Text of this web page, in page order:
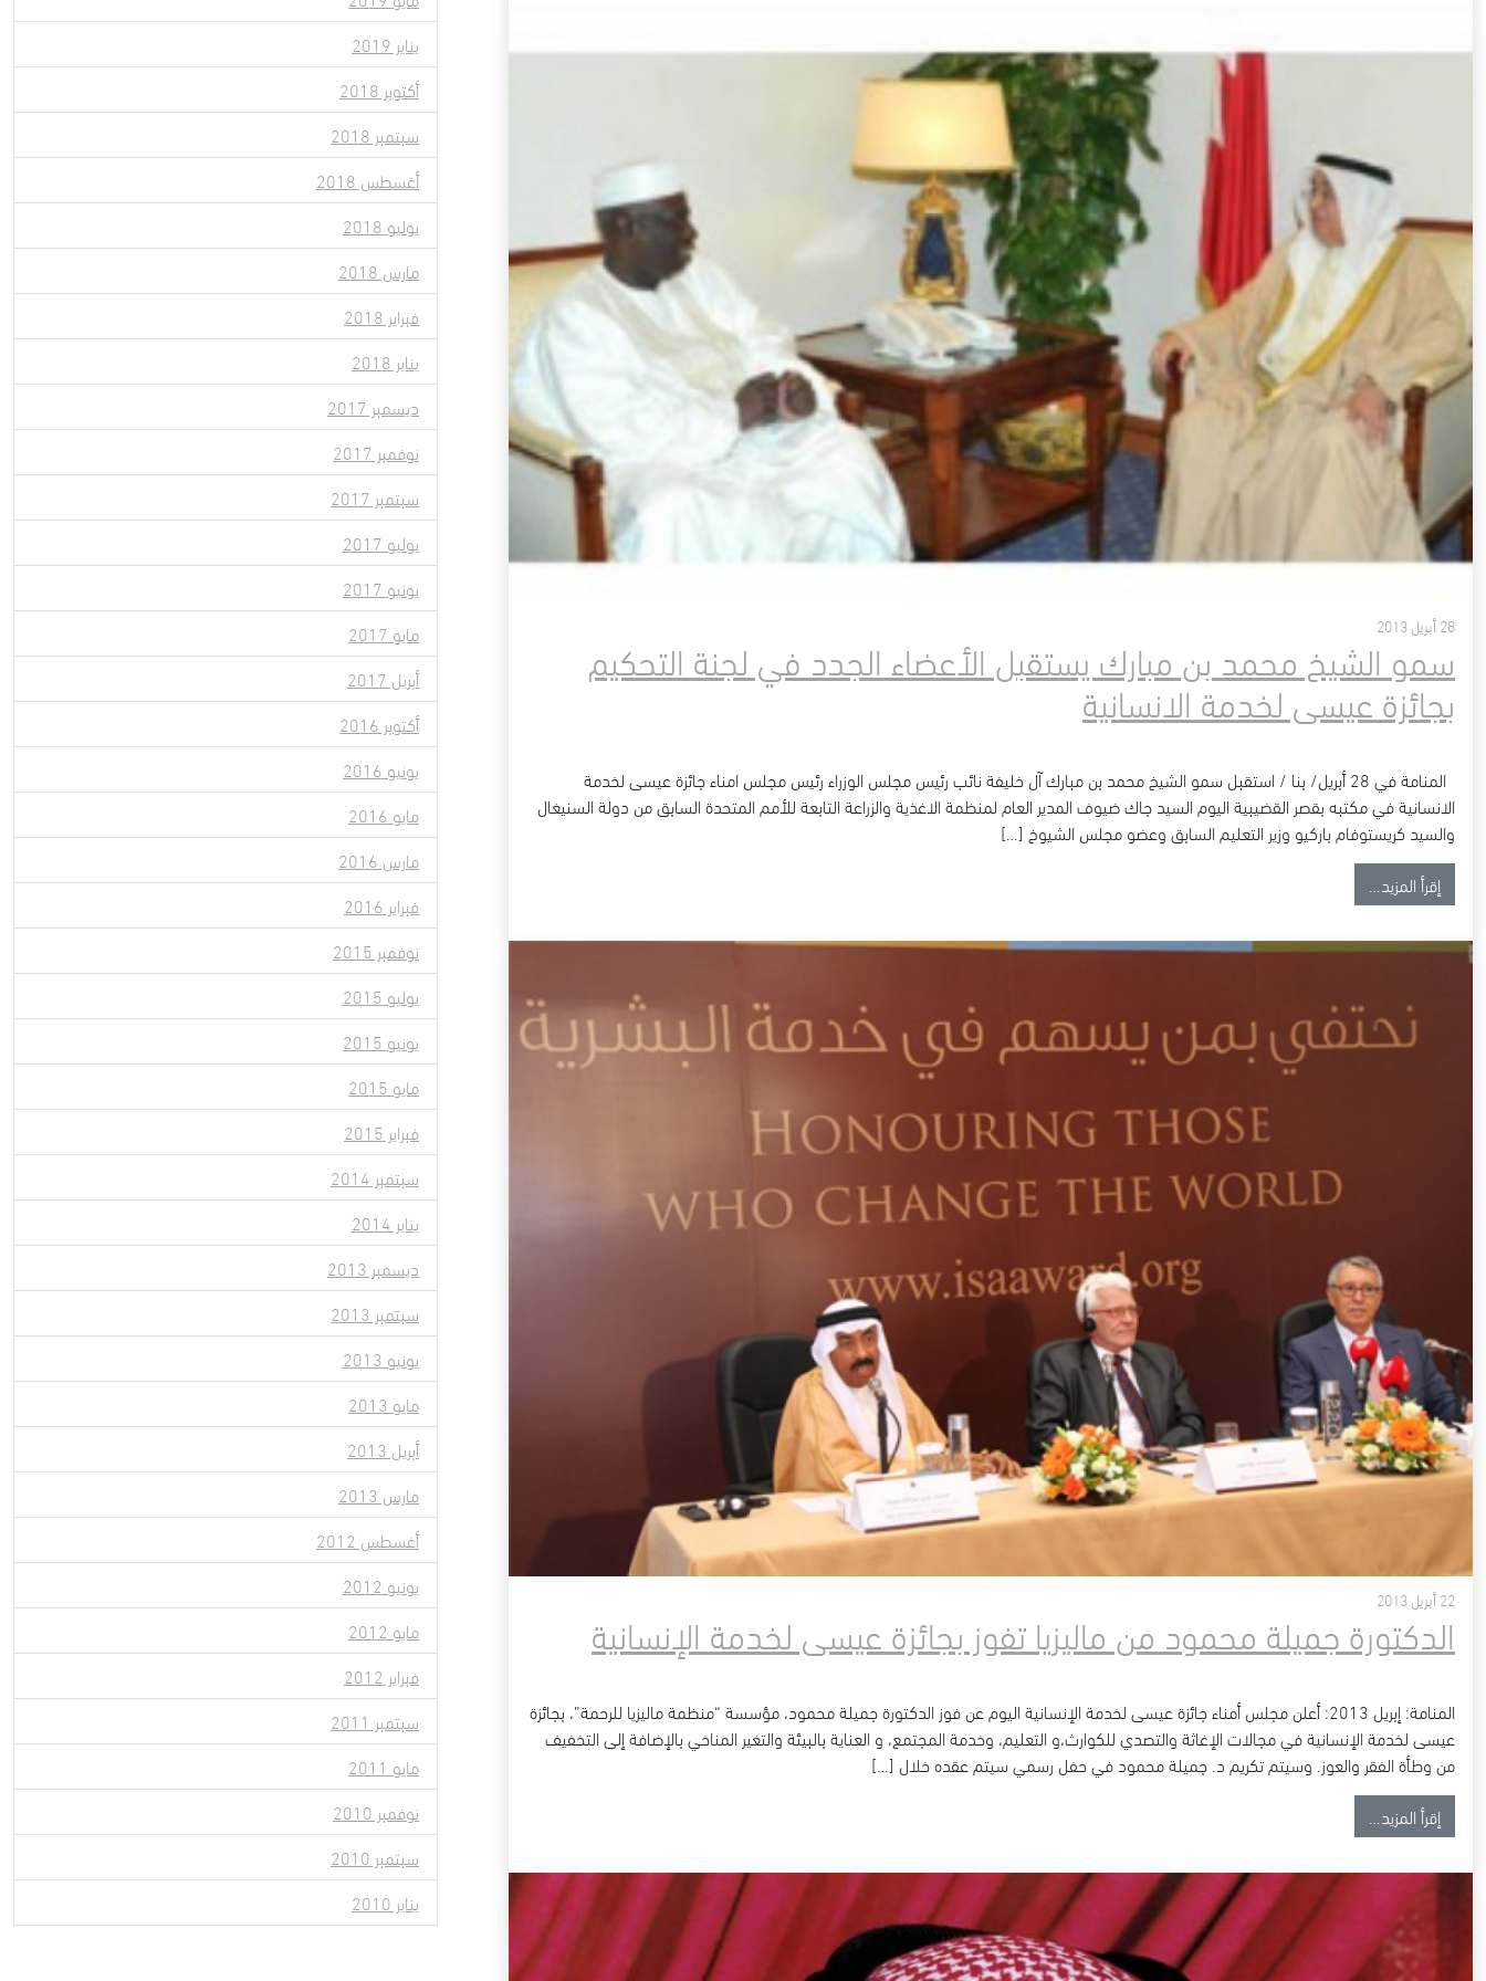
28 أبريل 2013
سمو الشيخ محمد بن مبارك يستقبل الأعضاء الجدد في لجنة التحكيم
بجائزة عيسى لخدمة الانسانية
المنامة في 28 أبريل/ بنا / استقبل سمو الشيخ محمد بن مبارك آل خليفة نائب رئيس مجلس الوزراء رئيس مجلس امناء جائزة عيسى لخدمة
الانسانية في مكتبه بقصر القضيبية اليوم السيد جاك ضيوف المدير العام لمنظمة الاغذية والزراعة التابعة للأمم المتحدة السابق من دولة السنيغال
والسيد كريستوفام باركيو وزير التعليم السابق وعضو مجلس الشيوخ […]
إقرأ المزيد…
22 أبريل 2013
الدكتورة جميلة محمود من ماليزيا تفوز بجائزة عيسى لخدمة الإنسانية
المنامة: إبريل 2013: أعلن مجلس أمناء جائزة عيسى لخدمة الإنسانية اليوم عن فوز الدكتورة جميلة محمود، مؤسسة “منظمة ماليزيا للرحمة”، بجائزة
عيسى لخدمة الإنسانية في مجالات الإغاثة والتصدي للكوارث،و التعليم، وخدمة المجتمع، و العناية بالبيئة والتغير المناخي بالإضافة إلى التخفيف
من وطأة الفقر والعوز. وسيتم تكريم د. جميلة محمود في حفل رسمي سيتم عقده خلال […]
إقرأ المزيد…
يناير 2019
أكتوبر 2018
سبتمبر 2018
أغسطس 2018
يوليو 2018
مارس 2018
فبراير 2018
يناير 2018
ديسمبر 2017
نوفمبر 2017
سبتمبر 2017
يوليو 2017
يونيو 2017
مايو 2017
أبريل 2017
أكتوبر 2016
يونيو 2016
مايو 2016
مارس 2016
فبراير 2016
نوفمبر 2015
يوليو 2015
يونيو 2015
مايو 2015
فبراير 2015
سبتمبر 2014
يناير 2014
ديسمبر 2013
سبتمبر 2013
يونيو 2013
مايو 2013
أبريل 2013
مارس 2013
أغسطس 2012
يونيو 2012
مايو 2012
فبراير 2012
سبتمبر 2011
مايو 2011
نوفمبر 2010
سبتمبر 2010
يناير 2010